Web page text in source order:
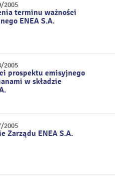
2005
terminu ważności
ENEA S.A.
2005
prospektu emisyjnego
w składzie
2005
Zarządu ENEA S.A.